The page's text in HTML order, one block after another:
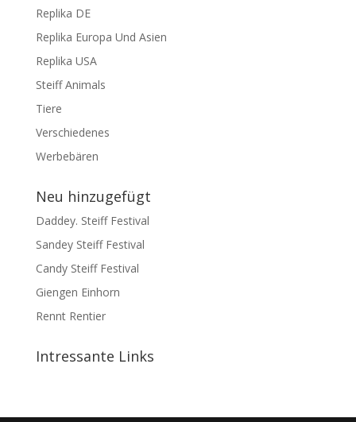
Replika DE
Replika Europa Und Asien
Replika USA
Steiff Animals
Tiere
Verschiedenes
Werbebären
Neu hinzugefügt
Daddey. Steiff Festival
Sandey Steiff Festival
Candy Steiff Festival
Giengen Einhorn
Rennt Rentier
Intressante Links